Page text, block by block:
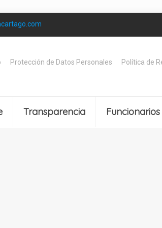
Transparencia Funcionarios
Protección de Datos Personales Política de